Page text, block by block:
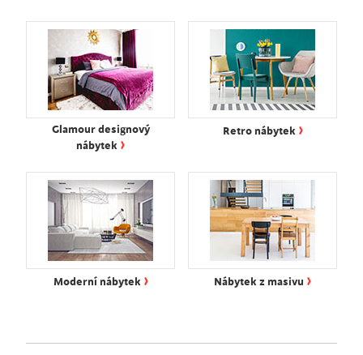
Glamour designový
nábytek ›
Retro nábytek ›
Moderní nábytek › Nábytek z masivu ›